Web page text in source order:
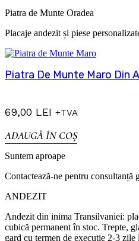
Piatra de Munte Oradea
Placaje andezit și piese
Piatra De Munte Maro Din
69,00 LEI +TVA
ADAUGĂ ÎN COȘ
Suntem aproape
Contactează-ne pentru consultanță
ANDEZIT
Andezit din inima Transilvaniei:
cubică permanent în stoc. Trepte,
gard cu termen de execuție 2-3 zile